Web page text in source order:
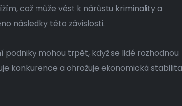
což může vést k nárůstu kriminality a
následky této závislosti.
mohou trpět, když se lidé rozhodnou
konkurence a ohrožuje ekonomická stabilita